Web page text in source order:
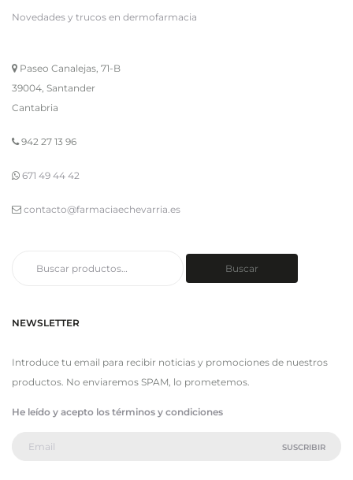
Novedades y trucos en dermofarmacia
Paseo Canalejas, 71-B
39004, Santander
Cantabria
942 27 13 96
671 49 44 42
contacto@farmaciaechevarria.es
Buscar
NEWSLETTER
Introduce tu email para recibir noticias y promociones de nuestros
productos. No enviaremos SPAM, lo prometemos.
He leído y acepto los términos y condiciones